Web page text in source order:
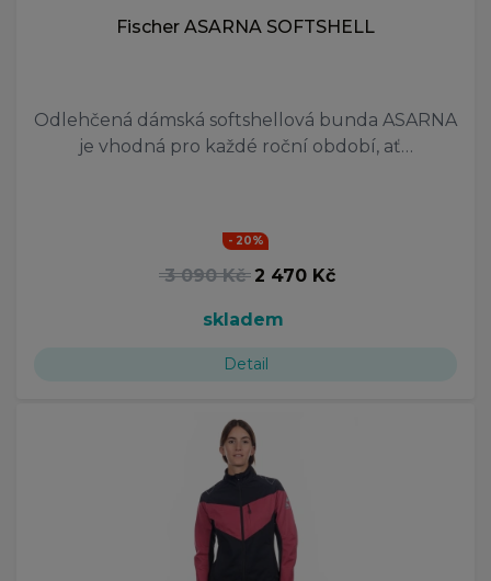
Fischer ASARNA SOFTSHELL
Odlehčená dámská softshellová bunda ASARNA
je vhodná pro každé roční období, ať…
- 20%
3 090 Kč 2 470 Kč
skladem
Detail